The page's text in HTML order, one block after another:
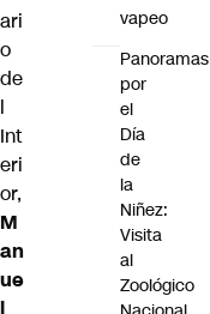
ari
o
de
l
Int
eri
or,
M
an
ue
vapeo
Panoramas
por
el
Día
de
la
Niñez:
Visita
al
Zoológico